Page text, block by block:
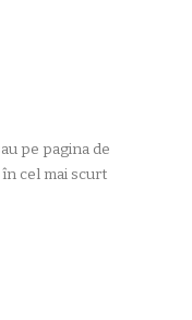
pe pagina de
cel mai scurt